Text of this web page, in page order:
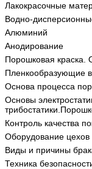
Лакокрасочные
Водно-
Алюминий
Анодирование
Порошковая краска.
Пленкообразующие
Основа процесса
Основы
Контроль качества
Оборудование цехов
Виды и причины
Техника